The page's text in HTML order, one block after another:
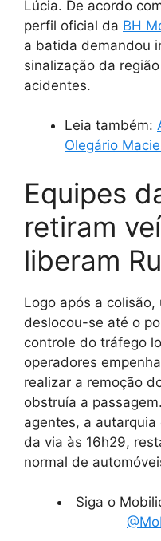
Lúcia. De acordo
perfil oficial da BH
a batida demandou
sinalização da
acidentes.
Leia também:
Olegário
Equipes
retiram
liberam
Logo após a colisão,
deslocou-se até o
controle do tráfego
operadores
realizar a remoção
obstruía a
agentes, a
da via às 16h29,
normal de
Siga o